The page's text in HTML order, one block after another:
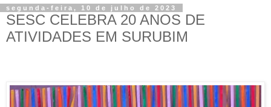
segunda-feira, 10 de julho de 2023
SESC CELEBRA 20 ANOS DE
ATIVIDADES EM SURUBIM